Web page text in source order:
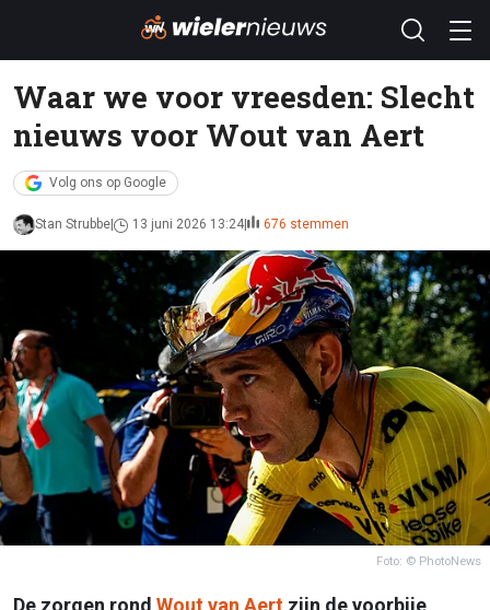
Waar we voor vreesden: Slecht
nieuws voor Wout van Aert
Volg ons op Google
Stan Strubbe 13 juni 2026 13:24 676 stemmen
Foto: © PhotoNews
De zorgen rond Wout van Aert zijn de voorbije